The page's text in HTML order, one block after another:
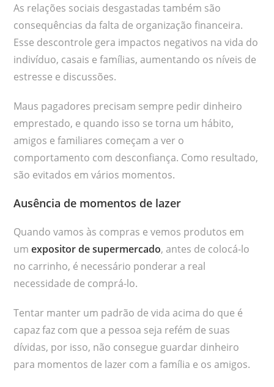
As relações sociais desgastadas também são
consequências da falta de organização financeira.
Esse descontrole gera impactos negativos na vida do
indivíduo, casais e famílias, aumentando os níveis de
estresse e discussões.
Maus pagadores precisam sempre pedir dinheiro
emprestado, e quando isso se torna um hábito,
amigos e familiares começam a ver o
comportamento com desconfiança. Como resultado,
são evitados em vários momentos.
Ausência de momentos de lazer
Quando vamos às compras e vemos produtos em
umexpositor de supermercado, antes de colocá-lo
no carrinho, é necessário ponderar a real
necessidade de comprá-lo.
Tentar manter um padrão de vida acima do que é
capaz faz com que a pessoa seja refém de suas
dívidas, por isso, não consegue guardar dinheiro
para momentos de lazer com a família e os amigos.